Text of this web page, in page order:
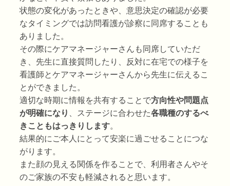
状態の変化があったときや、意思決定の確認が必要
なタイミングでは訪問看護が診察に同席することも
ありました。
その際にケアマネージャーさんも同席していただ
き、先生に直接質問したり、反対に在宅での様子を
看護師とケアマネージャーさんから先生に伝えるこ
とができました。
適切な時期に情報を共有することで方向性や問題点
が明確になり
、ステージに合わせた各職種のするべ
きこともはっきりします。
結果的にご本人にとって安楽に過ごせることにつな
がります。
また顔の見える関係を作ることで、利用者さんやそ
のご家族の不安も軽減されると思います。